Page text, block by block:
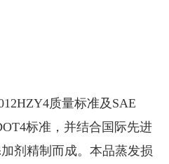
质量标准及SAE
标准，并结合国际先进
剂精制而成。本品蒸发损